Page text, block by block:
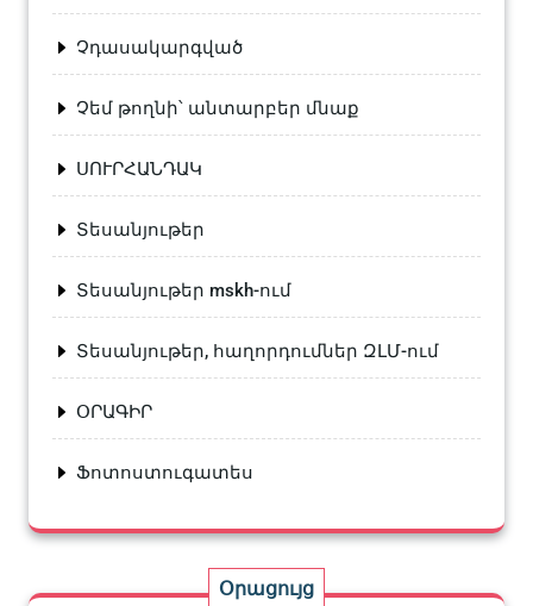
Չդասակարգված
Չեմ թողնի՝ անտարբեր մնաք
ՍՈՒՐՀԱՆԴԱԿ
Տեսանյութեր
Տեսանյութեր mskh-ում
Տեսանյութեր, հաղորդումներ ԶԼՄ-ում
ՕՐԱԳԻՐ
Ֆոտոստուգատես
Օրացույց